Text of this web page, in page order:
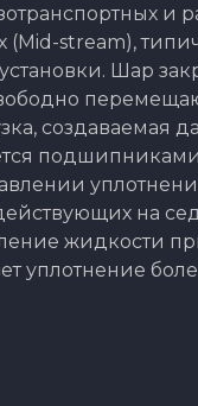
и
(Mid-stream),
Шар
создаваемая
на
жидкости
уплотнение